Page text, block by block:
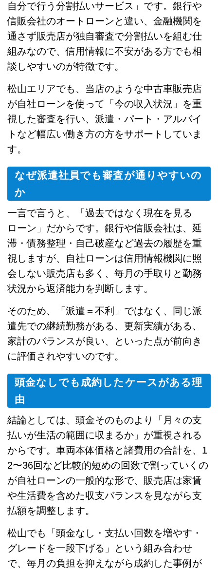
自分で行う分割払いサービス」です。銀行や
信販会社のオートローンと違い、金融機関を
通さず販売店が独自審査で分割払いを組む仕
組みなので、信用情報に不安がある方でも相
談しやすいのが特徴です。
松山エリアでも、当店のような中古車販売店
が自社ローンを使って「今の収入状況」を重
視した審査を行い、派遣・パート・アルバイ
トなど幅広い働き方の方をサポートしていま
す。
なぜ派遣社員でも審査が通りやすいの
か
一言で言うと、「過去ではなく現在を見る
ローン」だからです。銀行や信販会社は、延
滞・債務整理・自己破産など過去の履歴を重
視しますが、自社ローンは信用情報機関に照
会しない販売店も多く、毎月の手取りと勤務
状況から返済能力を判断します。
そのため、「派遣＝不利」ではなく、同じ派
遣先での継続勤務がある、更新実績がある、
家計のバランスが良い、といった点が前向き
に評価されやすいのです。
頭金なしでも成約したケースがある理
由
結論としては、頭金そのものより「月々の支
払いが生活の範囲に収まるか」が重視される
からです。車両本体価格と諸費用の合計を、1
2〜36回など比較的短めの回数で割っていくの
が自社ローンの一般的な形で、販売店は家賃
や生活費を含めた収支バランスを見ながら支
払額を調整します。
松山でも「頭金なし・支払い回数を増やす・
グレードを一段下げる」という組み合わせ
で、毎月の負担を抑えながら成約した事例が